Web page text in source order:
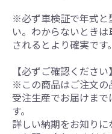
※必ず車検証で年式と
い。わからないとき
されるとより確実です。
【必ずご確認ください】
※この商品はご注文の
受注生産でお届けま
す。
詳しい納期をお知り